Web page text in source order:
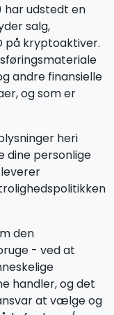
har udstedt en
salg,
på kryptoaktiver.
andre finansielle
og som er
heri
dine personlige
den
- ved at
handler, og det
at vælge og